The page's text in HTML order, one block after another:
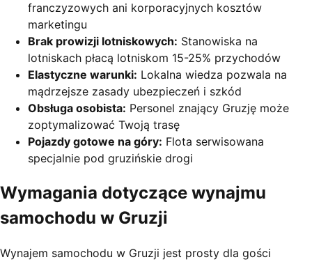
franczyzowych ani korporacyjnych kosztów
marketingu
Brak prowizji lotniskowych: Stanowiska na
lotniskach płacą lotniskom 15-25% przychodów
Elastyczne warunki: Lokalna wiedza pozwala na
mądrzejsze zasady ubezpieczeń i szkód
Obsługa osobista: Personel znający Gruzję może
zoptymalizować Twoją trasę
Pojazdy gotowe na góry: Flota serwisowana
specjalnie pod gruzińskie drogi
Wymagania dotyczące wynajmu
samochodu w Gruzji
Wynajem samochodu w Gruzji jest prosty dla gości